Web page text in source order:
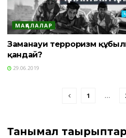
МАҚАЛАЛАР
Заманауи терроризм
қандай?
29.06.2019
1 …
Танымал